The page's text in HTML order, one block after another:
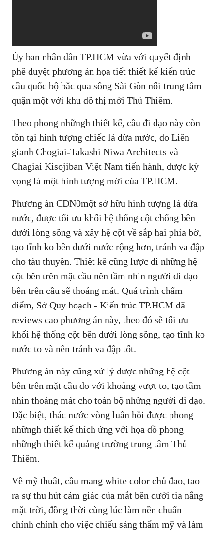
Ủy ban nhân dân TP.HCM vừa với quyết định
phê duyệt phương án họa tiết thiết kế kiến trúc
cầu quốc bộ bắc qua sông Sài Gòn nối trung tâm
quận một với khu đô thị mới Thủ Thiêm.
Theo phong nhữngh thiết kế, cầu đi dạo này còn
tồn tại hình tượng chiếc lá dừa nước, do Liên
gianh Chogiai-Takashi Niwa Architects và
Chagiai Kisojiban Việt Nam tiến hành, được kỳ
vọng là một hình tượng mới của TP.HCM.
Phương án CDN0một sở hữu hình tượng lá dừa
nước, được tối ưu khối hệ thống cột chống bên
dưới lòng sông và xây hệ cột về sắp hai phía bờ,
tạo tĩnh ko bên dưới nước rộng hơn, tránh va đập
cho tàu thuyền. Thiết kế cũng lược đi những hệ
cột bên trên mặt cầu nên tầm nhìn người đi dạo
bên trên cầu sẽ thoáng mát. Quá trình chấm
điểm, Sở Quy hoạch - Kiến trúc TP.HCM đã
reviews cao phương án này, theo đó sẽ tối ưu
khối hệ thống cột bên dưới lòng sông, tạo tĩnh ko
nước to và nên tránh va đập tốt.
Phương án này cũng xử lý được những hệ cột
bên trên mặt cầu do với khoảng vượt to, tạo tầm
nhìn thoáng mát cho toàn bộ những người đi dạo.
Đặc biệt, thác nước vòng luân hồi được phong
nhữngh thiết kế thích ứng với họa đồ phong
nhữngh thiết kế quảng trường trung tâm Thủ
Thiêm.
Về mỹ thuật, cầu mang white color chủ đạo, tạo
ra sự thu hút cảm giác của mắt bên dưới tia nắng
mặt trời, đồng thời cùng lúc làm nền chuẩn
chỉnh chỉnh cho việc chiếu sáng thẩm mỹ và làm